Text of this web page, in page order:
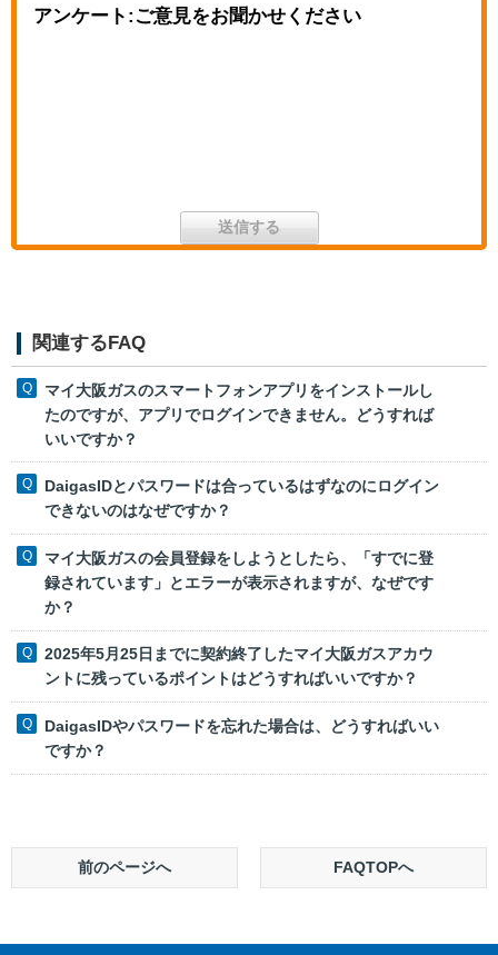
アンケート:ご意見をお聞かせください
関連するFAQ
マイ大阪ガスのスマートフォンアプリをインストールし
たのですが、アプリでログインできません。どうすれば
いいですか？
DaigasIDとパスワードは合っているはずなのにログイン
できないのはなぜですか？
マイ大阪ガスの会員登録をしようとしたら、「すでに登
録されています」とエラーが表示されますが、なぜです
か？
2025年5月25日までに契約終了したマイ大阪ガスアカウ
ントに残っているポイントはどうすればいいですか？
DaigasIDやパスワードを忘れた場合は、どうすればいい
ですか？
前のページへ FAQTOPへ